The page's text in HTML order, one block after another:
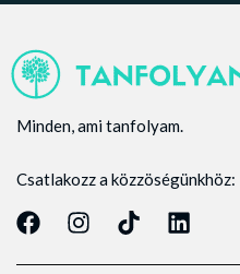
Minden, ami tanfolyam.
Csatlakozz a közzöségünkhöz: